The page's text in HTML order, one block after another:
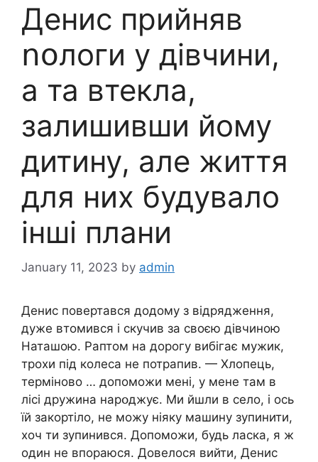
Денис прийняв
ոօлоги у дівчини,
а та втекла,
залишивши йому
дитину, але життя
для них будувало
інші плани
January 11, 2023 by admin
Денис повертався додому з відрядження,
дуже втомився і скучив за своєю дівчиною
Наташою. Раптом на дорогу вибігає мужик,
трохи під колеса не потрапив. — Хлопець,
терміново … допоможи мені, у мене там в
лісі дружина нарօджує. Ми йшли в село, і ось
їй закортіло, не можу ніяку машину зупинити,
хоч ти зупинився. Допоможи, будь ласка, я ж
один не впораюся. Довелося вийти, Денис